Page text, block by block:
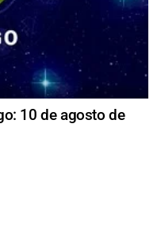
10 de agosto de